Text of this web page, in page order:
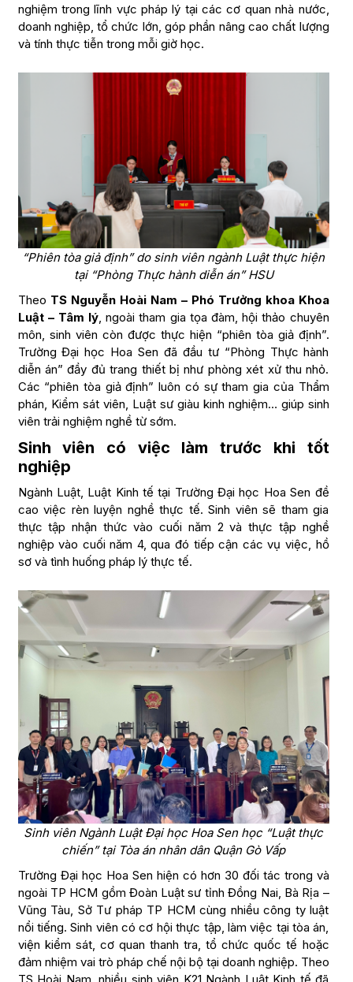
nghiệm trong lĩnh vực pháp lý tại các cơ quan nhà nước,
doanh nghiệp, tổ chức lớn, góp phần nâng cao chất lượng
và tính thực tiễn trong mỗi giờ học.
“Phiên tòa giả định” do sinh viên ngành Luật thực hiện
tại “Phòng Thực hành diễn án” HSU
Theo TS Nguyễn Hoài Nam – Phó Trưởng khoa Khoa
Luật – Tâm lý , ngoài tham gia tọa đàm, hội thảo chuyên
môn, sinh viên còn được thực hiện “phiên tòa giả định”.
Trường Đại học Hoa Sen đã đầu tư “Phòng Thực hành
diễn án” đầy đủ trang thiết bị như phòng xét xử thu nhỏ.
Các “phiên tòa giả định” luôn có sự tham gia của Thẩm
phán, Kiểm sát viên, Luật sư giàu kinh nghiệm… giúp sinh
viên trải nghiệm nghề từ sớm.
Sinh viên có việc làm trước khi tốt
nghiệp
Ngành Luật, Luật Kinh tế tại Trường Đại học Hoa Sen đề
cao việc rèn luyện nghề thực tế. Sinh viên sẽ tham gia
thực tập nhận thức vào cuối năm 2 và thực tập nghề
nghiệp vào cuối năm 4, qua đó tiếp cận các vụ việc, hồ
sơ và tình huống pháp lý thực tế.
Sinh viên Ngành Luật Đại học Hoa Sen học “Luật thực
chiến” tại Tòa án nhân dân Quận Gò Vấp
Trường Đại học Hoa Sen hiện có hơn 30 đối tác trong và
ngoài TP HCM gồm Đoàn Luật sư tỉnh Đồng Nai, Bà Rịa –
Vũng Tàu, Sở Tư pháp TP HCM cùng nhiều công ty luật
nổi tiếng. Sinh viên có cơ hội thực tập, làm việc tại tòa án,
viện kiểm sát, cơ quan thanh tra, tổ chức quốc tế hoặc
đảm nhiệm vai trò pháp chế nội bộ tại doanh nghiệp. Theo